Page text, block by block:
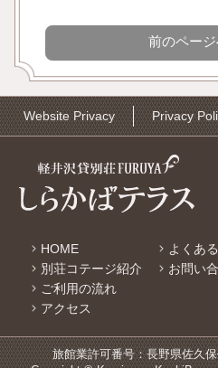
Website Privacy Privacy
HOME
別荘コテージ紹介
ご利用の流れ
アクセス
よくあ
お問い
旅館業許可番号：長野県佐久